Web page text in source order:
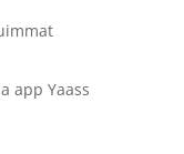
app Yaass